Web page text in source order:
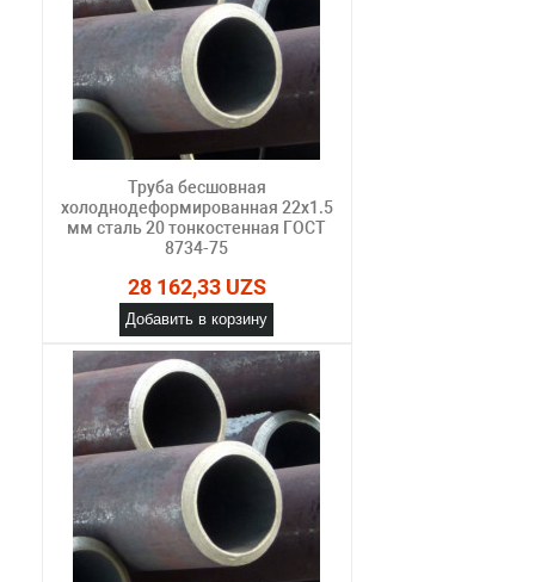
Труба бесшовная
холоднодеформированная 22х1.5
мм сталь 20 тонкостенная ГОСТ
8734-75
28 162,33 UZS
Добавить в корзину